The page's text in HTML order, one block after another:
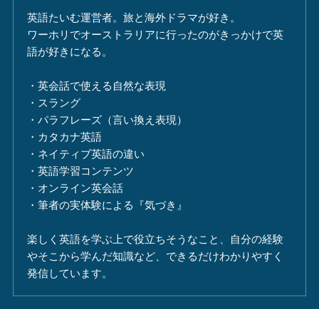
英語たいむ運営者。旅と海外ドラマが好き。
ワーホリでオーストラリアに行ったのがきっかけで英
語が好きになる。
・英会話で使える自然な表現
・スラング
・パラフレーズ（言い換え表現）
・カタカナ英語
・ネイティブ英語の違い
・英語学習コンテンツ
・オンライン英会話
・筆者の実体験による『気づき』
楽しく英語を学ぶ上で役立ちそうなこと、自分の経験
やそこから学んだ知識など、できるだけわかりやすく
発信しています。